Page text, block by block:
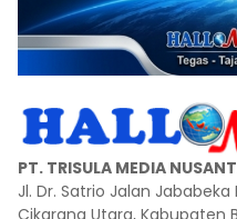
PT. TRISULA MEDIA
Jl. Dr. Satrio Jalan